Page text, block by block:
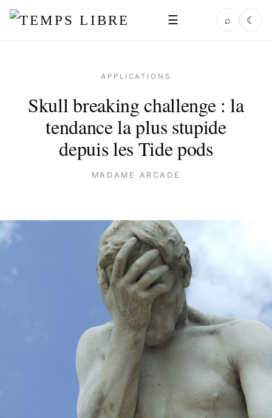
☰ ⌕ ☾
APPLICATIONS
Skull breaking challenge : la
tendance la plus stupide
depuis les Tide pods
MADAME ARCADE